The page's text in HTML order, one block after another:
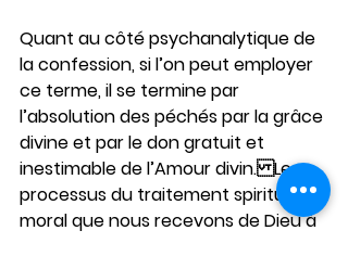
Quant au côté psychanalytique de
la confession, si l’on peut employer
ce terme, il se termine par
l’absolution des péchés par la grâce
divine et par le don gratuit et
inestimable de l’Amour divin.Le
processus du traitement spirituel et
moral que nous recevons de Dieu à